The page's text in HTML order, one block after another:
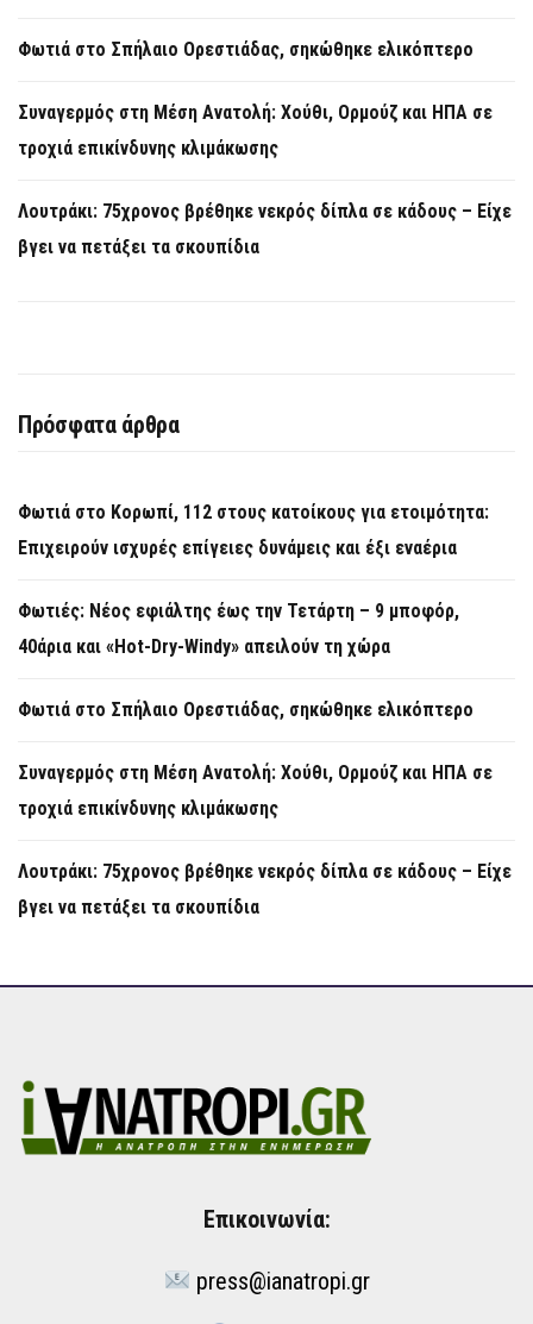
Φωτιά στο Σπήλαιο Ορεστιάδας, σηκώθηκε ελικόπτερο
Συναγερμός στη Μέση Ανατολή: Χούθι, Ορμούζ και ΗΠΑ σε
τροχιά επικίνδυνης κλιμάκωσης
Λουτράκι: 75χρονος βρέθηκε νεκρός δίπλα σε κάδους – Είχε
βγει να πετάξει τα σκουπίδια
Πρόσφατα άρθρα
Φωτιά στο Κορωπί, 112 στους κατοίκους για ετοιμότητα:
Επιχειρούν ισχυρές επίγειες δυνάμεις και έξι εναέρια
Φωτιές: Νέος εφιάλτης έως την Τετάρτη – 9 μποφόρ,
40άρια και «Hot-Dry-Windy» απειλούν τη χώρα
Φωτιά στο Σπήλαιο Ορεστιάδας, σηκώθηκε ελικόπτερο
Συναγερμός στη Μέση Ανατολή: Χούθι, Ορμούζ και ΗΠΑ σε
τροχιά επικίνδυνης κλιμάκωσης
Λουτράκι: 75χρονος βρέθηκε νεκρός δίπλα σε κάδους – Είχε
βγει να πετάξει τα σκουπίδια
Επικοινωνία:
press@ianatropi.gr